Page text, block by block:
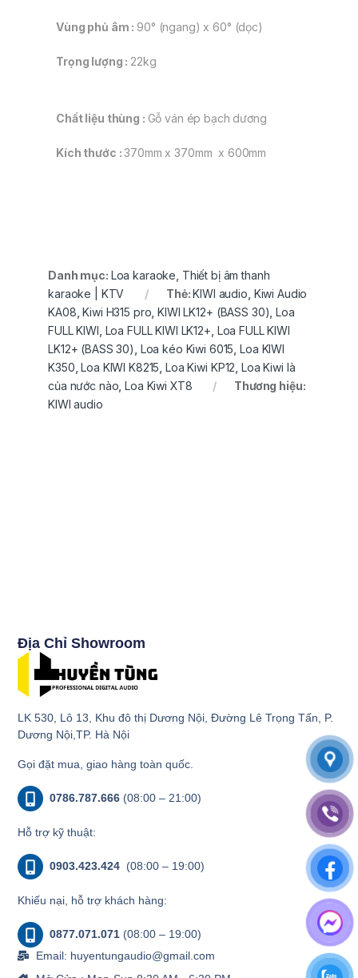
Vùng phủ âm : 90° (ngang) x 60° (dọc)
Trọng lượng : 22kg
Chất liệu thùng : Gỗ ván ép bạch dương
Kích thước :370mm x 370mm x 600mm
Danh mục: Loa karaoke Thiết bị âm thanh
karaoke | KTV
Thẻ:KIWI audio Kiwi Audio
KA08 ,Kiwi H315 pro ,KIWI LK12+ (BASS 30) ,Loa
FULL KIWI Loa FULL KIWI LK12+ Loa FULL KIWI
LK12+ (BASS 30) Loa kéo Kiwi 6015 ,Loa KIWI
K350 ,Loa KIWI K8215 ,Loa Kiwi KP12 Loa Kiwi là
của nước nào ,Loa Kiwi XT8
Thương hiệu:
KIWI audio
Địa Chỉ Showroom
LK 530, Lô 13, Khu đô thị Dương Nội, Đường Lê Trọng Tấn, P.
Dương Nội,TP. Hà Nội
Gọi đặt mua, giao hàng toàn quốc.
0786.787.666 (08:00 – 21:00)
Hỗ trợ kỹ thuật:
0903.423.424 (08:00 – 19:00)
Khiếu nại, hỗ trợ khách hàng:
0877.071.071 (08:00 – 19:00)
Email: huyentungaudio@gmail.com